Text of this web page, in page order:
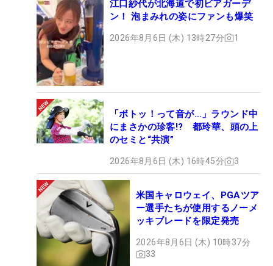
江口紗代が北海道で初ビアガーデ
ン！ 泡まみれの姿にファンも爆笑
2026年8月6日 (木) 13時27分 1
「ボトッ！って音が…」ラウンド中
にまさかの珍客!? 都玲華、頭の上
のセミと“共演”
2026年8月6日 (木) 16時45分 3
米国キャロウェイ、PGAツア
ー選手たちが使用するノーメ
ッキブレードを限定発売
2026年8月6日 (木) 10時37分
33